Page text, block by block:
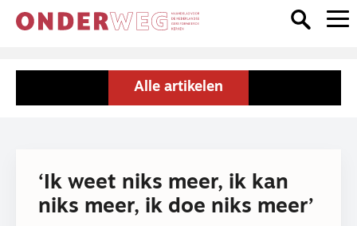
Alle artikelen
‘Ik weet niks meer, ik kan
niks meer, ik doe niks meer’